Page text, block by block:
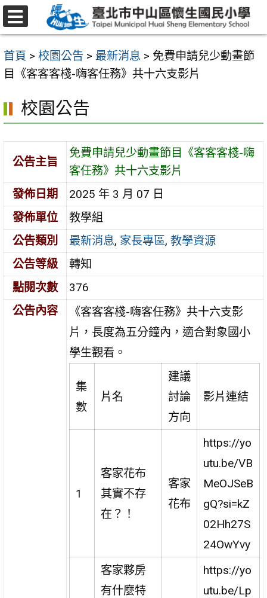
跳
至
要
內
區
首頁 > 校園公告 > 最新消息 > 免費申請兒少動畫節
目《客客客棧-嗨客任務》共十六支影片
校園公告
公告主旨
免費申請兒少動畫節目《客客客棧-嗨
客任務》共十六支影片
發佈日期
2025 年 3 月 07 日
發佈單位
教學組
公告類別
最新消息, 家長專區,教學資源
公告等級
轉知
點閱次數
376
公告內容
《客客客棧-嗨客任務》共十六支影
片，長度為五分鐘內，適合對象國小
學生觀看。
集
數
片名
建議
討論
方向
影片連結
1
客家花布
其實不存
在？！
客家
花布
https://yo
utu.be/VB
MeOJSeB
gQ?si=kZ
02Hh27S
24OwYvy
客家夥房
有什麼特
https://yo
utu.be/Lp
選
單